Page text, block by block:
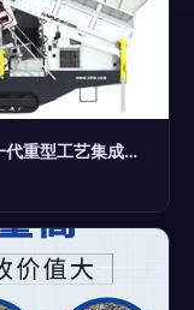
渣土混合料领域黑科技亮相 南方路机新一代重型工艺集成就开篇缔新境界的奇迹探秘 (试做)